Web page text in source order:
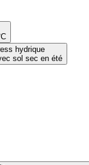
hydrique
sol sec en été